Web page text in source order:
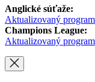
Anglické súťaže:
Aktualizovaný program
Champions League:
Aktualizovaný program